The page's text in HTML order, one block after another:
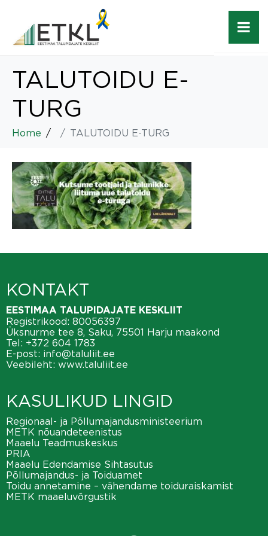
TALUTOIDU E-
TURG
Home TALUTOIDU E-TURG
KONTAKT
EESTIMAA TALUPIDAJATE KESKLIIT
Registrikood: 80056397
Üksnurme tee 8, Saku, 75501 Harju maakond
Tel: +372 604 1783
E-post: info@taluliit.ee
Veebileht: www.taluliit.ee
KASULIKUD LINGID
Regionaal- ja Põllumajandusministeerium
METK nõuandeteenistus
Maaelu Teadmuskeskus
PRIA
Maaelu Edendamise Sihtasutus
Põllumajandus- ja Toiduamet
Toidu annetamine – vähendame toiduraiskamist
METK maaeluvõrgustik